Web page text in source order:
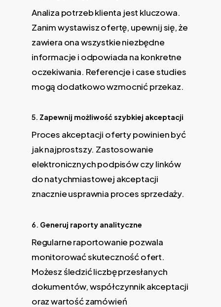
Analiza potrzeb klienta jest kluczowa.
Zanim wystawisz ofertę, upewnij się, że
zawiera ona wszystkie niezbędne
informacje i odpowiada na konkretne
oczekiwania. Referencje i case studies
mogą dodatkowo wzmocnić przekaz.
5. Zapewnij możliwość szybkiej akceptacji
Proces akceptacji oferty powinien być
jak najprostszy. Zastosowanie
elektronicznych podpisów czy linków
do natychmiastowej akceptacji
znacznie usprawnia proces sprzedaży.
6. Generuj raporty analityczne
Regularne raportowanie pozwala
monitorować skuteczność ofert.
Możesz śledzić liczbę przesłanych
dokumentów, współczynnik akceptacji
oraz wartość zamówień